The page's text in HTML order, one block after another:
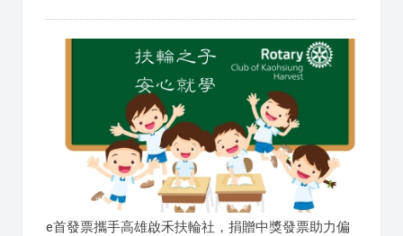
e首發票攜手高雄啟禾扶輪社，捐贈中獎發票助力偏